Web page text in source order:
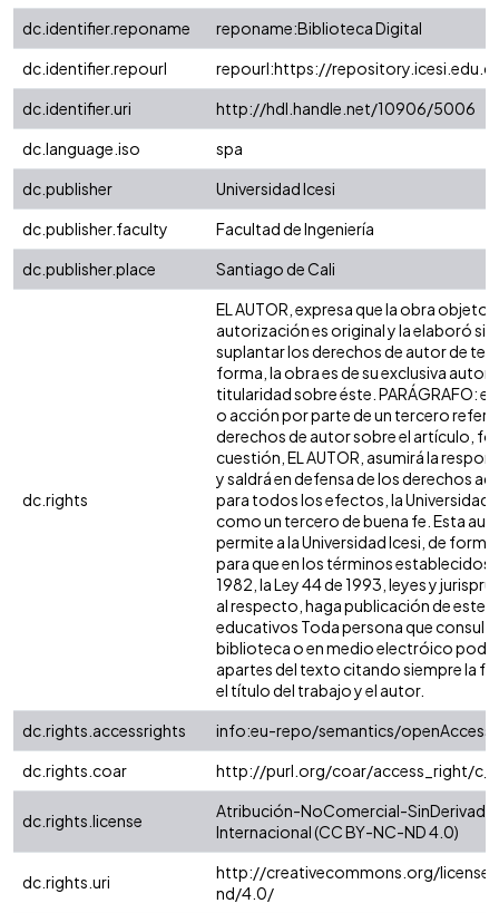
dc.identifier.reponame
reponame:Biblioteca Digital
dc.identifier.repourl
repourl:https://
dc.identifier.uri
http://hdl.handle.net/10906/5006
dc.language.iso
spa
dc.publisher
Universidad Icesi
dc.publisher.faculty
Facultad de Ingeniería
dc.publisher.place
Santiago de Cali
dc.rights
EL AUTOR, expresa que la obra objeto
autorización es original y la elaboró
suplantar los derechos de autor de
forma, la obra es de su exclusiva
titularidad sobre éste. PARÁGRAFO:
o acción por parte de un tercero
derechos de autor sobre el artículo,
cuestión, EL AUTOR, asumirá la
y saldrá en defensa de los derechos
para todos los efectos, la Universidad
como un tercero de buena fe. Esta
permite a la Universidad Icesi, de
para que en los términos establecidos
1982, la Ley 44 de 1993, leyes y
al respecto, haga publicación de este
educativos Toda persona que consulte
biblioteca o en medio electróico
apartes del texto citando siempre la
el título del trabajo y el autor.
dc.rights.accessrights
info:eu-repo/semantics/openAccess
dc.rights.coar
http://purl.org/coar/access_right/
dc.rights.license
Atribución-NoComercial-
Internacional (CC BY-NC-ND 4.0)
dc.rights.uri
http://creativecommons.org/
nd/4.0/